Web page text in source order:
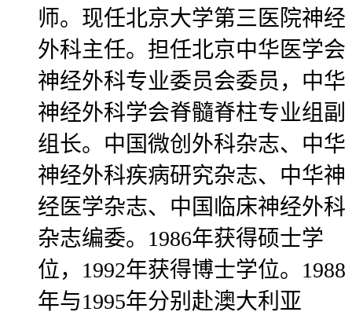
师。现任北京大学第三医院神经
外科主任。担任北京中华医学会
神经外科专业委员会委员，中华
神经外科学会脊髓脊柱专业组副
组长。中国微创外科杂志、中华
神经外科疾病研究杂志、中华神
经医学杂志、中国临床神经外科
杂志编委。1986年获得硕士学
位，1992年获得博士学位。1988
年与1995年分别赴澳大利亚